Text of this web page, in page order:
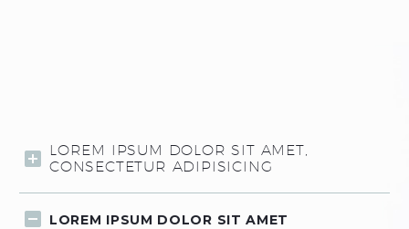
LOREM IPSUM DOLOR SIT AMET,
CONSECTETUR ADIPISICING
LOREM IPSUM DOLOR SIT AMET